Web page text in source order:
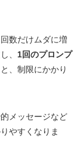
数だけムダに増
、 1回のプロンプ
、制限にかかり
メッセージなど
やすくなりま